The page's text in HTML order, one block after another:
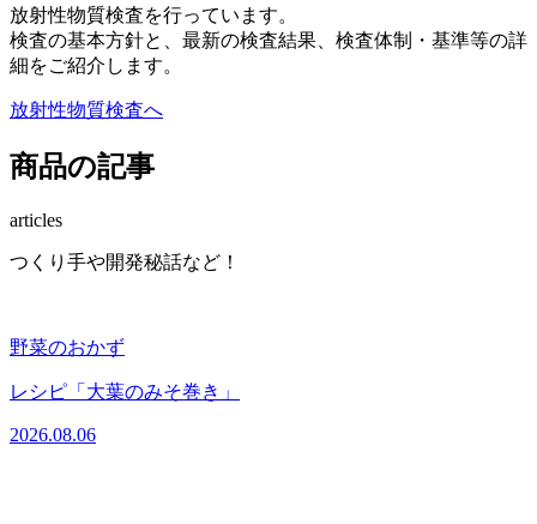
放射性物質検査を行っています。
検査の基本方針と、最新の検査結果、検査体制・基準等の詳
細をご紹介します。
放射性物質検査へ
商品の記事
articles
つくり手や開発秘話など！
野菜のおかず
レシピ「大葉のみそ巻き」
2026.08.06